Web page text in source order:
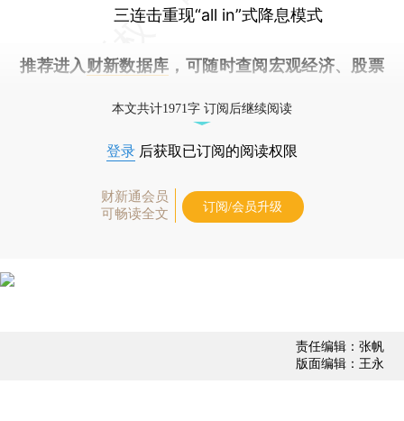
三连击重现“all in”式降息模式
推荐进入 财新数据库 ，可随时查阅宏观经济、股票
本文共计1971字 订阅后继续阅读
登录 后获取已订阅的阅读权限
财新通会员
可畅读全文
订阅/会员升级
责任编辑：张帆
版面编辑：王永